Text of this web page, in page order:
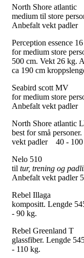
North Shore
medium til store
Anbefalt vekt padler
Perception essence
for medium store
500 cm. Vekt 26 kg.
ca 190 cm
Seabird scott MV
for medium store
Anbefalt vekt padler
North Shore atlantic
best for små
vekt padler
40 -
Nelo 510 (2
til tur, trening og
Anbefalt vekt padler
Rebel Illaga (2
kompositt. Lengde
- 90 kg.
Rebel Greenland
glassfiber. Lengde
- 110 kg.